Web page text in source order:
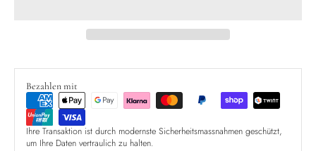
Bezahlen mit
Ihre Transaktion ist durch modernste Sicherheitsmassnahmen geschützt,
um Ihre Daten vertraulich zu halten.